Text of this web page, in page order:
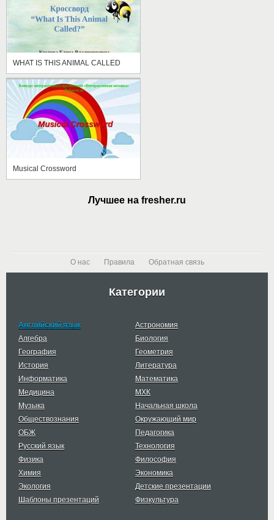
WHAT IS THIS ANIMAL CALLED
Musical Crossword
Лучшее на fresher.ru
О нас Правила Обратная связь
Категории
Английский язык
Астрономия
Алгебра
Биология
География
Геометрия
История
Литература
Информатика
Математика
Медицина
МХК
Музыка
Начальная школа
Обществознания
Окружающий мир
ОБЖ
Педагогика
Русский язык
Технология
Физика
Философия
Химия
Экономика
Экология
Детские презентации
Шаблоны презентаций
Физкультура